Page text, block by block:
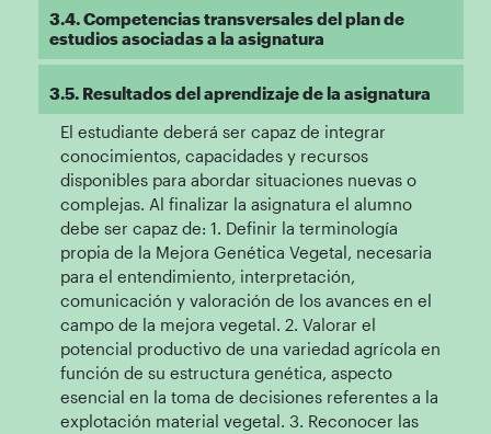
3.4. Competencias transversales del plan de
estudios asociadas a la asignatura
3.5. Resultados del aprendizaje de la asignatura
El estudiante deberá ser capaz de integrar
conocimientos, capacidades y recursos
disponibles para abordar situaciones nuevas o
complejas. Al finalizar la asignatura el alumno
debe ser capaz de: 1. Definir la terminología
propia de la Mejora Genética Vegetal, necesaria
para el entendimiento, interpretación,
comunicación y valoración de los avances en el
campo de la mejora vegetal. 2. Valorar el
potencial productivo de una variedad agrícola en
función de su estructura genética, aspecto
esencial en la toma de decisiones referentes a la
explotación material vegetal. 3. Reconocer las